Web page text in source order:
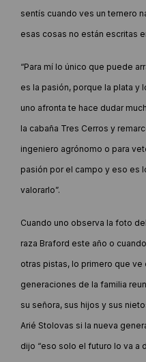
sentís cuando ves un ternero
esas cosas no están escritas
“Para mí lo único que puede
es la pasión, porque la plata y
uno afronta te hace dudar
la cabaña Tres Cerros y
ingeniero agrónomo o para
pasión por el campo y eso es
valorarlo”.
Cuando uno observa la foto
raza Braford este año o
otras pistas, lo primero que
generaciones de la familia
su señora, sus hijos y sus
Arié Stolovas si la nueva
dijo “eso solo el futuro lo va a